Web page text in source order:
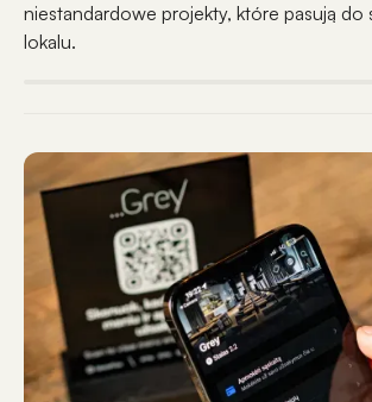
niestandardowe projekty, które pasują do
lokalu.